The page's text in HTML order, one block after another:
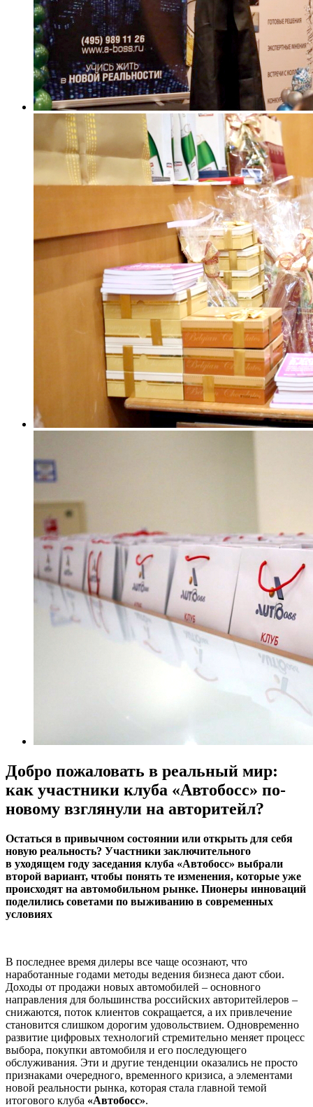
Добро пожаловать в реальный мир:
как участники клуба «Автобосс» по-
новому взглянули на авторитейл?
Остаться в привычном состоянии или открыть для себя
новую реальность? Участники заключительного
в уходящем году заседания клуба «Автобосс» выбрали
второй вариант, чтобы понять те изменения, которые уже
происходят на автомобильном рынке. Пионеры инноваций
поделились советами по выживанию в современных
условиях
В последнее время дилеры все чаще осознают, что
наработанные годами методы ведения бизнеса дают сбои.
Доходы от продажи новых автомобилей – основного
направления для большинства российских авторитейлеров –
снижаются, поток клиентов сокращается, а их привлечение
становится слишком дорогим удовольствием. Одновременно
развитие цифровых технологий стремительно меняет процесс
выбора, покупки автомобиля и его последующего
обслуживания. Эти и другие тенденции оказались не просто
признаками очередного, временного кризиса, а элементами
новой реальности рынка, которая стала главной темой
итогового клуба «Автобосс».